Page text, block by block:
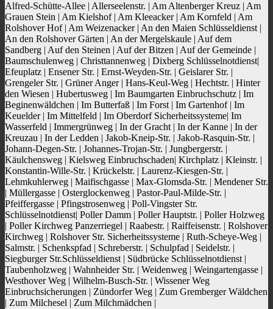
Alfred-Schütte-Allee | Allerseelenstr. | Am Altenberger Kreuz | Am
Grauen Stein | Am Kielshof | Am Kleeacker | Am Kornfeld | Am
Rolshover Hof | Am Weizenacker | An den Maien Schlüsseldienst |
An den Rolshover Gärten | An der Mergelskaule | Auf dem
Sandberg | Auf den Steinen | Auf der Bitzen | Auf der Gemeinde |
Baumschulenweg | Christtannenweg | Dixberg Schlüsselnotdienst|
Efeuplatz | Ensener Str. | Ernst-Weyden-Str. | Geislarer Str. |
Grengeler Str. | Grüner Anger | Hans-Keul-Weg | Hechtstr. | Hinter
den Wiesen | Hubertusweg | Im Baumgarten Einbruchschutz | Im
Beginenwäldchen | Im Butterfaß | Im Forst | Im Gartenhof | Im
Keuelder | Im Mittelfeld | Im Oberdorf Sicherheitssysteme| Im
Wasserfeld | Immergrünweg | In der Gracht | In der Kanne | In der
Kreuzau | In der Ledden | Jakob-Kneip-Str. | Jakob-Rasquin-Str. |
Johann-Degen-Str. | Johannes-Trojan-Str. | Jungbergerstr. |
Käulchensweg | Kielsweg Einbruchschaden| Kirchplatz | Kleinstr. |
Konstantin-Wille-Str. | Krückelstr. | Laurenz-Kiesgen-Str. |
Lehmkuhlerweg | Maifischgasse | Max-Glomsda-Str. | Mendener Str.
| Müllergasse | Osterglockenweg | Pastor-Paul-Milde-Str. |
Pfeiffergasse | Pfingstrosenweg | Poll-Vingster Str.
Schlüsselnotdienst| Poller Damm | Poller Hauptstr. | Poller Holzweg
| Poller Kirchweg Panzerriegel | Raabestr. | Raiffeisenstr. | Rolshover
Kirchweg | Rolshover Str. Sicherheitssysteme | Ruth-Scheye-Weg |
Salmstr. | Schenkspfad | Schreberstr. | Schulpfad | Seidelstr. |
Siegburger Str.Schlüsseldienst | Südbrücke Schlüsselnotdienst |
Taubenholzweg | Wahnheider Str. | Weidenweg | Weingartengasse |
Westhover Weg | Wilhelm-Busch-Str. | Wissener Weg
Einbruchsicherungen | Zündorfer Weg | Zum Gremberger Wäldchen
| Zum Milchesel | Zum Milchmädchen |